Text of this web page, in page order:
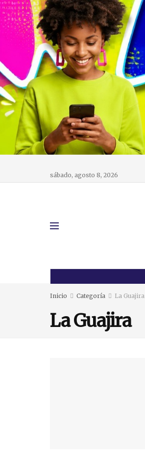
sábado, agosto 8, 2026
Inicio Categoría La Guajira
La Guajira